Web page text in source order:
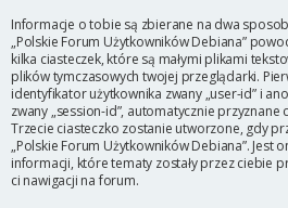
Informacje o tobie są zbierane na dwa
„Polskie Forum Użytkowników Debiana”
kilka ciasteczek, które są małymi plikami
plików tymczasowych twojej przeglądarki.
identyfikator użytkownika zwany „user-id” i
zwany „session-id”, automatycznie przyznane
Trzecie ciasteczko zostanie utworzone, gdy
„Polskie Forum Użytkowników Debiana”. Jest
informacji, które tematy zostały przez ciebie
ci nawigacji na forum.